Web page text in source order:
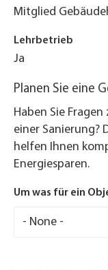
Mitglied
Lehrbetrieb
Ja
Planen Sie eine
Haben Sie
einer Sanierung?
helfen Ihnen
Energiesparen.
Um was für ein